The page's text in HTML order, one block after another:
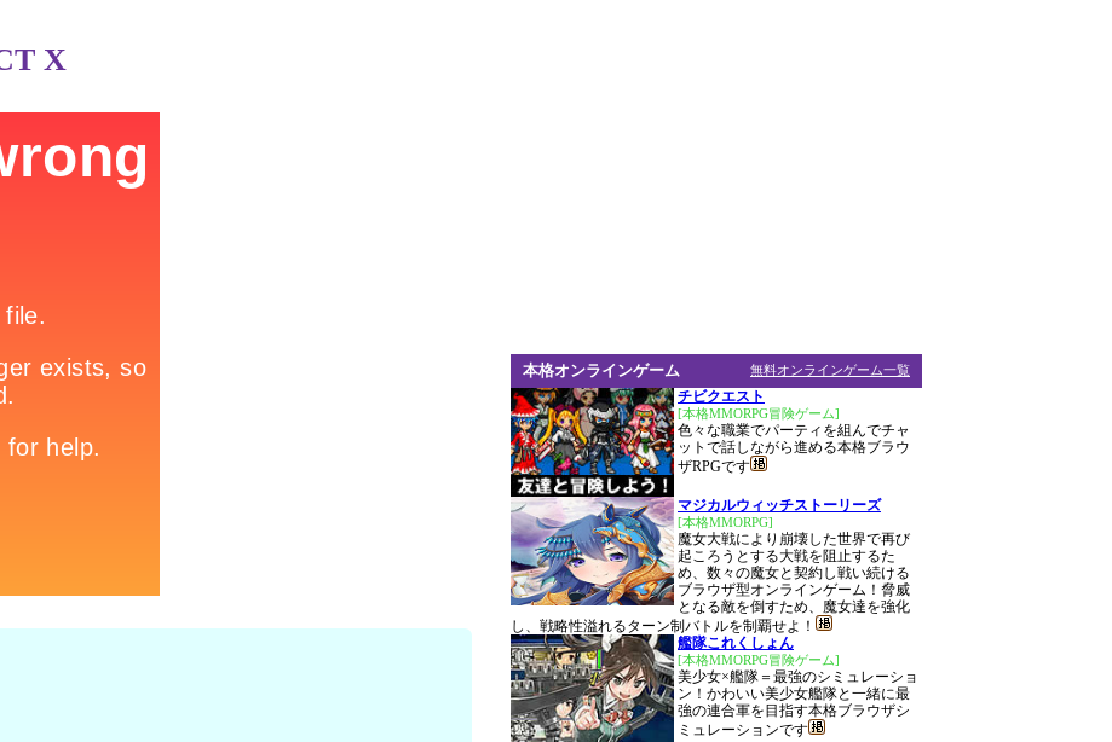
X
無料オンラインゲーム一覧
本格オンラインゲーム
チビクエスト
[本格MMORPG冒険ゲーム]
色々な職業でパーティを組んでチャ
ットで話しながら進める本格ブラウ
ザRPGです
マジカルウィッチストーリーズ
[本格MMORPG]
魔女大戦により崩壊した世界で再び
起ころうとする大戦を阻止するた
め、数々の魔女と契約し戦い続ける
ブラウザ型オンラインゲーム！脅威
となる敵を倒すため、魔女達を強化
し、戦略性溢れるターン制バトルを制覇せよ！
艦隊これくしょん
[本格MMORPG冒険ゲーム]
美少女×艦隊＝最強のシミュレーショ
ン！かわいい美少女艦隊と一緒に最
強の連合軍を目指す本格ブラウザシ
ミュレーションです